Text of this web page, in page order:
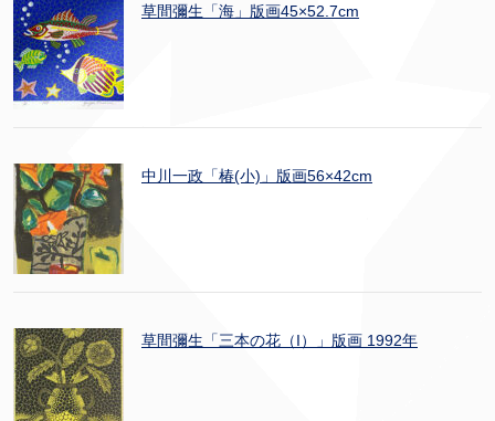
草間彌生「海」版画45×52.7cm
中川一政「椿(小)」版画56×42cm
草間彌生「三本の花（I）」版画 1992年